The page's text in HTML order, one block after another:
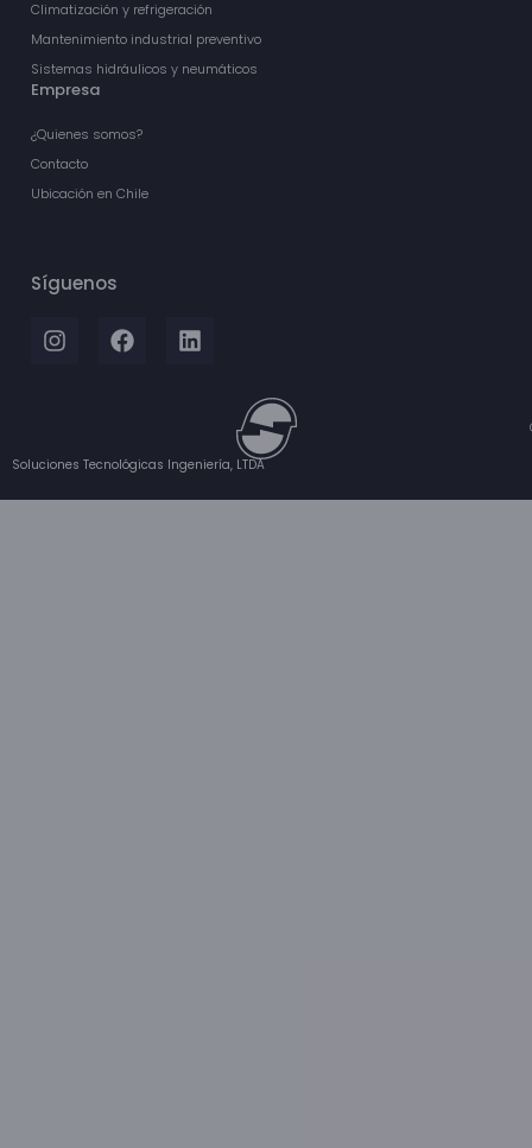
Climatización y refrigeración
Mantenimiento industrial preventivo
Sistemas hidráulicos y neumáticos
Empresa
¿Quienes somos?
Contacto
Ubicación en Chile
Síguenos
Soluciones Tecnológicas Ingeniería, LTDA